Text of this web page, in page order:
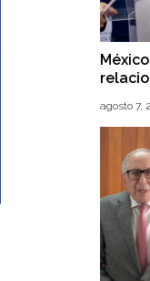
agosto 7,